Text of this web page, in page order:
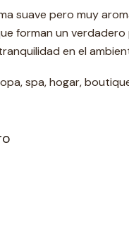
suave pero muy
forman un verdadero
en el
spa, hogar,